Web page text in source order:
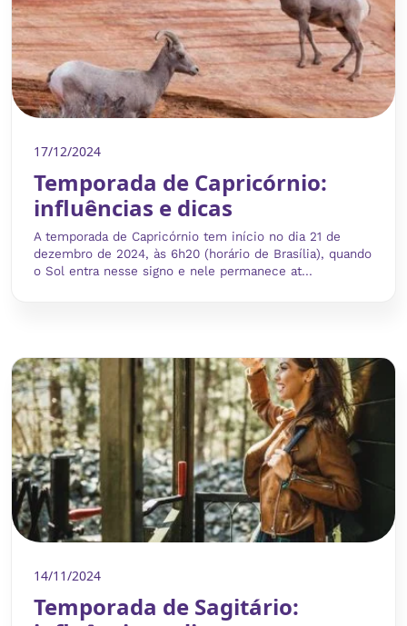
17/12/2024
Temporada de Capricórnio:
influências e dicas
A temporada de Capricórnio tem início no dia 21 de
dezembro de 2024, às 6h20 (horário de Brasília), quando
o Sol entra nesse signo e nele permanece at...
14/11/2024
Temporada de Sagitário: